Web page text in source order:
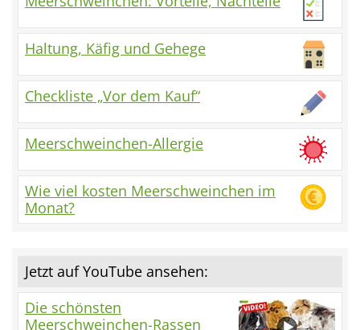
Haltung, Käfig und Gehege
Checkliste „Vor dem Kauf“
Meerschweinchen-Allergie
Wie viel kosten Meerschweinchen im
Monat?
Jetzt auf YouTube ansehen:
Die schönsten
Meerschweinchen-Rassen